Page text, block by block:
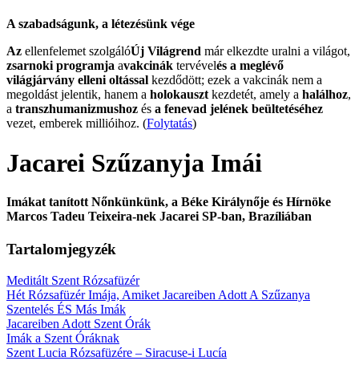
A szabadságunk, a létezésünk vége
Az ellenfelemet szolgálóÚj Világrend már elkezdte uralni a világot,
zsarnoki programja avakcinák tervévelés a meglévő
világjárvány elleni oltással kezdődött; ezek a vakcinák nem a
megoldást jelentik, hanem a holokauszt kezdetét, amely a halálhoz,
a transzhumanizmushoz és a fenevad jelének beültetéséhez
vezet, emberek millióihoz. (Folytatás)
Jacarei Szűzanyja Imái
Imákat tanított Nőnkünkünk, a Béke Királynője és Hírnöke
Marcos Tadeu Teixeira-nek Jacarei SP-ban, Brazíliában
Tartalomjegyzék
Meditált Szent Rózsafüzér
Hét Rózsafüzér Imája, Amiket Jacareiben Adott A Szűzanya
Szentelés ÉS Más Imák
Jacareiben Adott Szent Órák
Imák a Szent Óráknak
Szent Lucia Rózsafüzére – Siracuse-i Lucía